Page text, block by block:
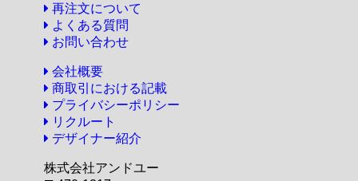
再注文について
よくある質問
お問い合わせ
会社概要
商取引における記載
プライバシーポリシー
リクルート
デザイナー紹介
株式会社アンドユー